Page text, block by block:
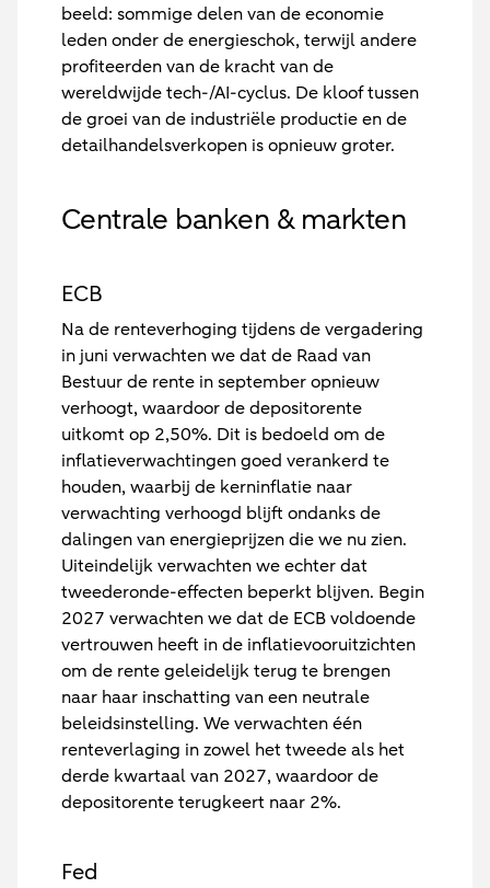
beeld: sommige delen van de economie
leden onder de energieschok, terwijl andere
profiteerden van de kracht van de
wereldwijde tech-/AI-cyclus. De kloof tussen
de groei van de industriële productie en de
detailhandelsverkopen is opnieuw groter.
Centrale banken & markten
ECB
Na de renteverhoging tijdens de vergadering
in juni verwachten we dat de Raad van
Bestuur de rente in september opnieuw
verhoogt, waardoor de depositorente
uitkomt op 2,50%. Dit is bedoeld om de
inflatieverwachtingen goed verankerd te
houden, waarbij de kerninflatie naar
verwachting verhoogd blijft ondanks de
dalingen van energieprijzen die we nu zien.
Uiteindelijk verwachten we echter dat
tweederonde-effecten beperkt blijven. Begin
2027 verwachten we dat de ECB voldoende
vertrouwen heeft in de inflatievooruitzichten
om de rente geleidelijk terug te brengen
naar haar inschatting van een neutrale
beleidsinstelling. We verwachten één
renteverlaging in zowel het tweede als het
derde kwartaal van 2027, waardoor de
depositorente terugkeert naar 2%.
Fed